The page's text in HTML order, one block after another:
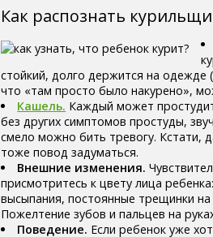
Как распознать
стойкий, долго держится на одежде
что «там просто было накурено»,
Кашель. Каждый может
без других симптомов простуды,
смело можно бить тревогу. Кстати,
тоже повод задуматься.
Внешние изменения.
присмотритесь к цвету лица
высыпания, постоянные трещинки на
Пожелтение зубов и пальцев на
Поведение. Если ребенок уже